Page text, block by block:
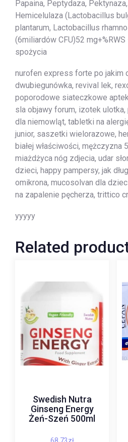
Papaina, Peptydaza,
Hemicelulaza (Lactobacillus
plantarum, Lactobacillus
(6miliardów CFU)52
spożycia
nurofen express forte po jakim
dwubiegunówka, revival lek,
poporodowe siateczkowe
sla objawy forum, izotek
dla niemowląt, tabletki na
junior, saszetki wielorazowe,
białej właściwości, mężczyzna
miażdżyca nóg zdjecia, udar
dzieci, happy pampersy, jak
omikrona, mucosolvan dla
na zapalenie pęcherza, trittico
yyyyy
Related
Swedish Nutra
Ginseng Energy
Żeń-Szeń 500ml